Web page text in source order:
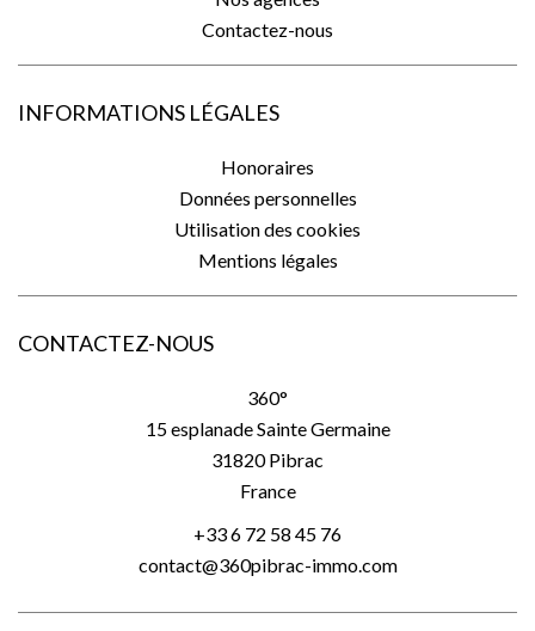
Contactez-nous
INFORMATIONS LÉGALES
Honoraires
Données personnelles
Utilisation des cookies
Mentions légales
CONTACTEZ-NOUS
360°
15 esplanade Sainte Germaine
31820Pibrac
France
+33 6 72 58 45 76
contact@360pibrac-immo.com